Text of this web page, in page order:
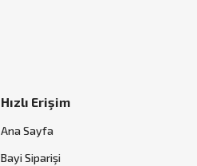
Hızlı Erişim
Ana Sayfa
Bayi Siparişi